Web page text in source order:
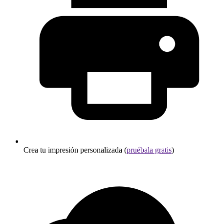
Crea tu impresión personalizada (pruébala gratis)